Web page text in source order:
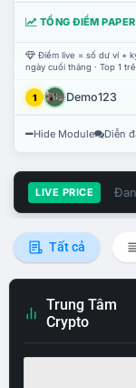
TỔNG ĐIỂM
Điểm live = số dư ví +
ngày cuối tháng · Top 1
1 Demo123
Hide Module Diễn
LIVE PRICE
Tất cả
Trung Tâm
Crypto